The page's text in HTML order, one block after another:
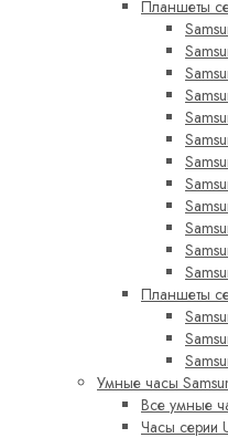
Планшеты
Планшеты
Умные часы
Все умные
Часы серии